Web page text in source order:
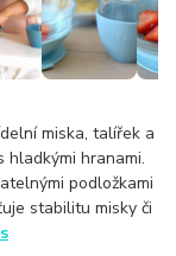
miska, talířek a
hladkými hranami.
podložkami
stabilitu misky či